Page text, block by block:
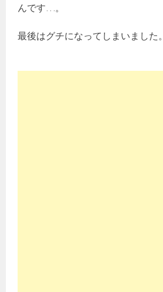
んです…。
最後はグチになってしまいました。